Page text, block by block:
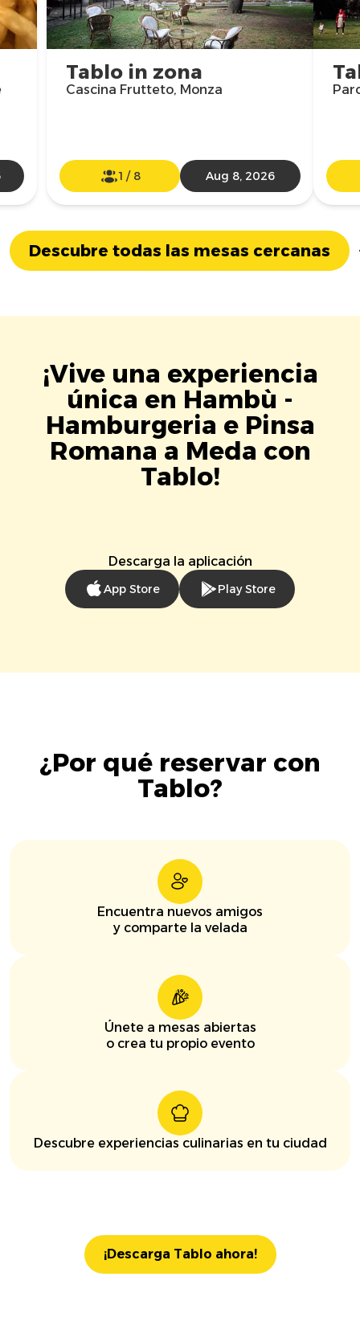
Tablo in zona
Cascina Frutteto, Monza
1 / 8 Aug 8, 2026
Descubre todas las mesas cercanas
¡Vive una experiencia
única en Hambù -
Hamburgeria e Pinsa
Romana a Meda con
Tablo!
Descarga la aplicación
App Store Play Store
¿Por qué reservar con
Tablo?
Encuentra nuevos amigos
y comparte la velada
Únete a mesas abiertas
o crea tu propio evento
Descubre experiencias culinarias en tu ciudad
¡Descarga Tablo ahora!